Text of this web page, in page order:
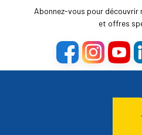
Abonnez-vous pour découvrir
et offres